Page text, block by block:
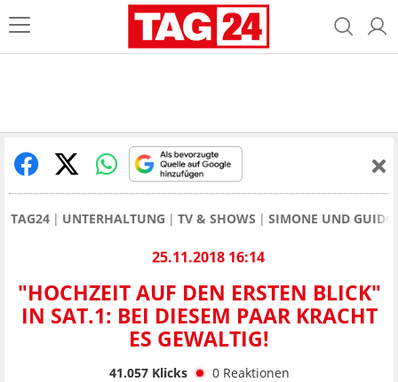
TAG24 UNTERHALTUNG TV & SHOWS SIMONE UND GUIDO
25.11.2018 16:14
"HOCHZEIT AUF DEN ERSTEN BLICK"
IN SAT.1: BEI DIESEM PAAR KRACHT
ES GEWALTIG!
41.057Klicks 0 Reaktionen